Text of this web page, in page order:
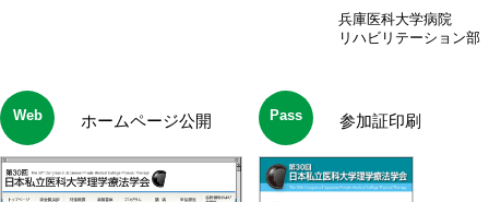
兵庫医科大学病院
リハビリテーション
Web ホームページ公開 Pass 参加証印刷